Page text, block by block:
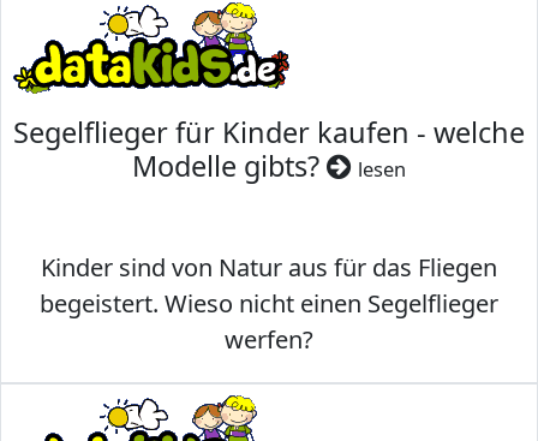
Segelflieger für Kinder kaufen - welche
Modelle gibts?
lesen
Kinder sind von Natur aus für das Fliegen
begeistert. Wieso nicht einen Segelflieger
werfen?